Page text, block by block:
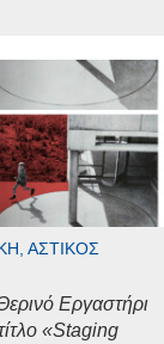
ΑΣΤΙΚΌΣ
Εργαστήρι
«Staging